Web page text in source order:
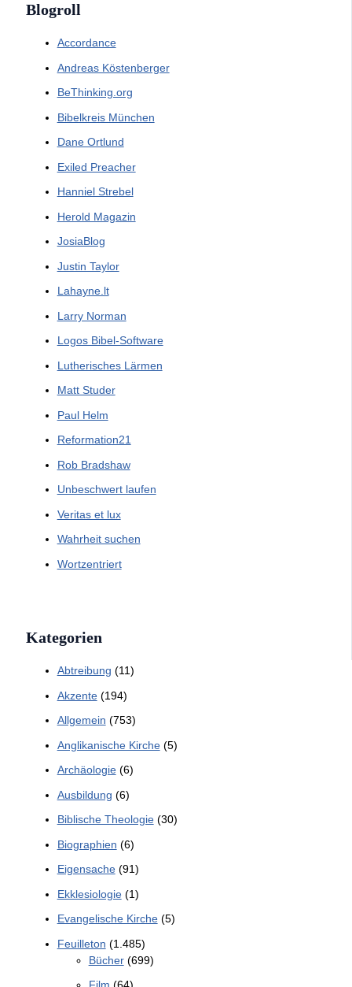
Blogroll
Accordance
Andreas Köstenberger
BeThinking.org
Bibelkreis München
Dane Ortlund
Exiled Preacher
Hanniel Strebel
Herold Magazin
JosiaBlog
Justin Taylor
Lahayne.lt
Larry Norman
Logos Bibel-Software
Lutherisches Lärmen
Matt Studer
Paul Helm
Reformation21
Rob Bradshaw
Unbeschwert laufen
Veritas et lux
Wahrheit suchen
Wortzentriert
Kategorien
Abtreibung (11)
Akzente(194)
Allgemein (753)
Anglikanische Kirche(5)
Archäologie(6)
Ausbildung (6)
Biblische Theologie(30)
Biographien (6)
Eigensache(91)
Ekklesiologie(1)
Evangelische Kirche(5)
Feuilleton (1.485)
Bücher(699)